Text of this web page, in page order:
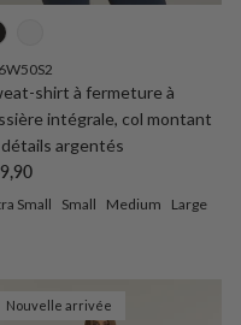
shirt à fermeture à
intégrale, col montant
argentés
habituel
Small Small Medium Large
Nouvelle arrivée